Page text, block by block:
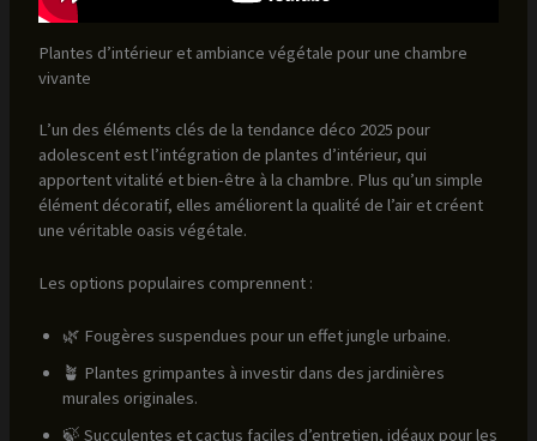
Plantes d’intérieur et ambiance végétale pour une chambre
vivante
L’un des éléments clés de la tendance déco 2025 pour
adolescent est l’intégration de plantes d’intérieur, qui
apportent vitalité et bien-être à la chambre. Plus qu’un simple
élément décoratif, elles améliorent la qualité de l’air et créent
une véritable oasis végétale.
Les options populaires comprennent :
🌿 Fougères suspendues pour un effet jungle urbaine.
🪴 Plantes grimpantes à investir dans des jardinières
murales originales.
🍃 Succulentes et cactus faciles d’entretien, idéaux pour les